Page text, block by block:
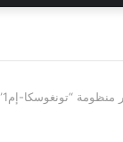
إم1” المطوّرة قرب دوبروبيليا لمواجهة الطائرات المسيّرة…